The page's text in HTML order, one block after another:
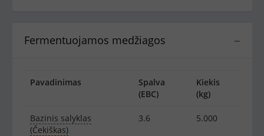
−
Fermentuojamos medžiagos
Pavadinimas
Spalva
(EBC)
Kiekis
(kg)
Bazinis salyklas
(Čekiškas)
3.6 5.000